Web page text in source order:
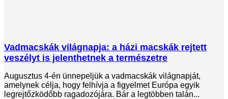
Vadmacskák világnapja: a házi macskák rejtett
veszélyt is jelenthetnek a természetre
Augusztus 4-én ünnepeljük a vadmacskák világnapját,
amelynek célja, hogy felhívja a figyelmet Európa egyik
legrejtőzködőbb ragadozójára. Bár a legtöbben talán...